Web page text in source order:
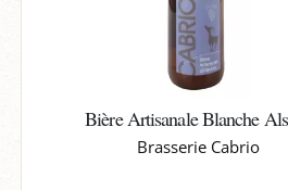
Bière Artisanale Blanche
Brasserie Cabrio